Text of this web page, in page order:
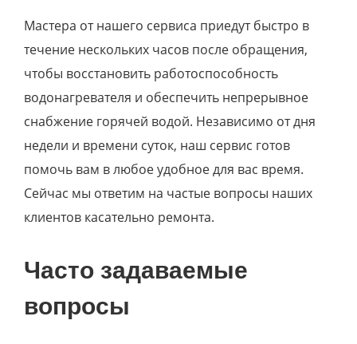
Мастера от нашего сервиса приедут быстро в
течение нескольких часов после обращения,
чтобы восстановить работоспособность
водонагревателя и обеспечить непрерывное
снабжение горячей водой. Независимо от дня
недели и времени суток, наш сервис готов
помочь вам в любое удобное для вас время.
Сейчас мы ответим на частые вопросы наших
клиентов касательно ремонта.
Часто задаваемые
вопросы